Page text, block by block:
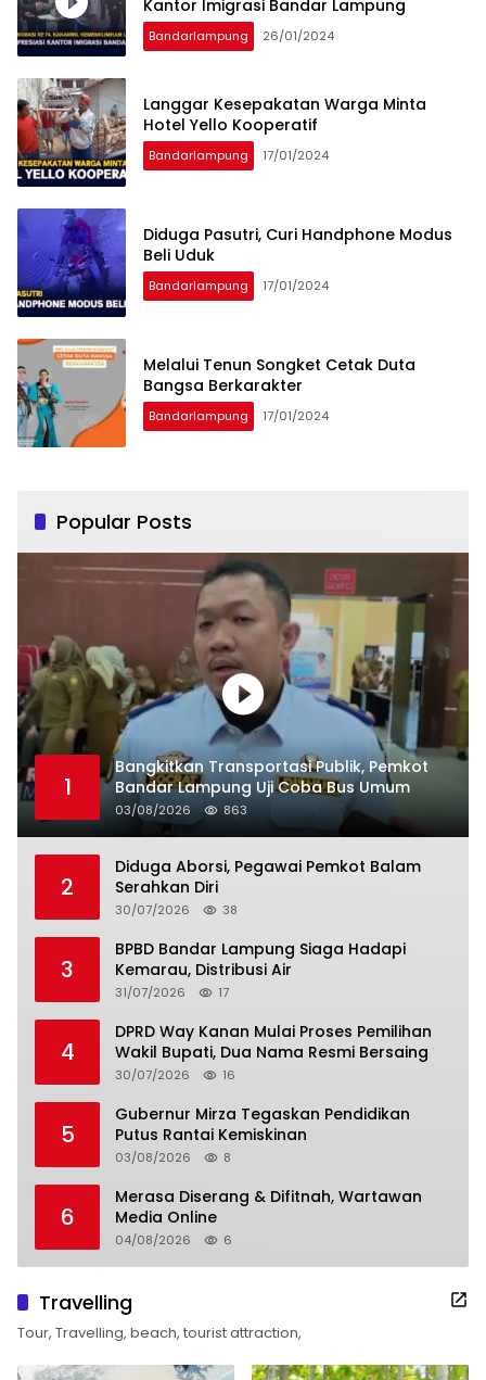
Kantor Imigrasi Bandar Lampung
Bandarlampung 26/01/2024
Langgar Kesepakatan Warga Minta
Hotel Yello Kooperatif
Bandarlampung 17/01/2024
Diduga Pasutri, Curi Handphone Modus
Beli Uduk
Bandarlampung 17/01/2024
Melalui Tenun Songket Cetak Duta
Bangsa Berkarakter
Bandarlampung 17/01/2024
Popular Posts
1
Bangkitkan Transportasi Publik, Pemkot
Bandar Lampung Uji Coba Bus Umum
03/08/2026 863
2
Diduga Aborsi, Pegawai Pemkot Balam
Serahkan Diri
30/07/2026 38
3
BPBD Bandar Lampung Siaga Hadapi
Kemarau, Distribusi Air
31/07/2026 17
4
DPRD Way Kanan Mulai Proses Pemilihan
Wakil Bupati, Dua Nama Resmi Bersaing
30/07/2026 16
5
Gubernur Mirza Tegaskan Pendidikan
Putus Rantai Kemiskinan
03/08/2026 8
6
Merasa Diserang & Difitnah, Wartawan
Media Online
04/08/2026 6
Travelling
Tour, Travelling, beach, tourist attraction,